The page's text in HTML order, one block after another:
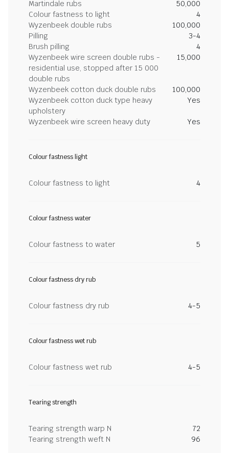
Martindale rubs
50,000
Colour fastness to light
4
Wyzenbeek double rubs
100,000
Pilling
3-4
Brush pilling
4
Wyzenbeek wire screen double rubs -
residential use, stopped after 15 000
double rubs
15,000
Wyzenbeek cotton duck double rubs
100,000
Wyzenbeek cotton duck type heavy
upholstery
Yes
Wyzenbeek wire screen heavy duty Yes
Colour fastness light
Colour fastness to light 4
Colour fastness water
Colour fastness to water 5
Colour fastness dry rub
Colour fastness dry rub 4-5
Colour fastness wet rub
Colour fastness wet rub 4-5
Tearing strength
Tearing strength warp N
72
Tearing strength weft N
96